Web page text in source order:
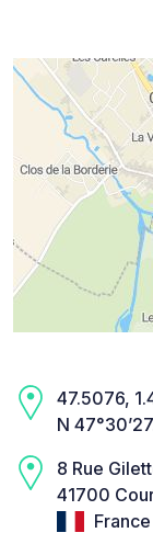
47.5076,
N
8 Rue
41700
France